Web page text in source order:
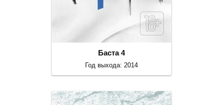
Баста 4
Год выхода: 2014